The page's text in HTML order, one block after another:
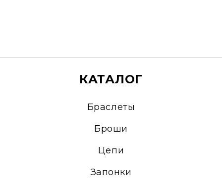
КАТАЛОГ
Браслеты
Броши
Цепи
Запонки